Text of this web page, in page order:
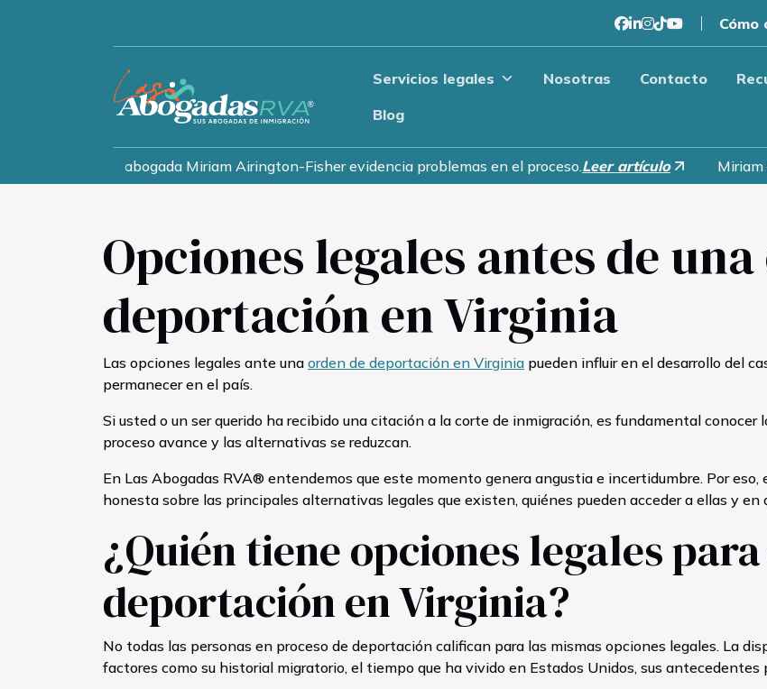
Cómo
Servicios legales Nosotras Contacto
Blog
mientras la abogada Miriam Airington-Fisher evidencia problemas en el proceso.Leer artículo Miriam
Opciones legales antes de
deportación en Virginia
Las opciones legales ante una orden de deportación en Virginia pueden influir en el desarrollo del
permanecer en el país.
Si usted o un ser querido ha recibido una citación a la corte de inmigración, es fundamental
proceso avance y las alternativas se reduzcan.
En Las Abogadas RVA® entendemos que este momento genera angustia e incertidumbre. Por
honesta sobre las principales alternativas legales que existen, quiénes pueden acceder a ellas y
¿Quién tiene opciones legales
deportación en Virginia?
No todas las personas en proceso de deportación califican para las mismas opciones legales. La
factores como su historial migratorio, el tiempo que ha vivido en Estados Unidos, sus